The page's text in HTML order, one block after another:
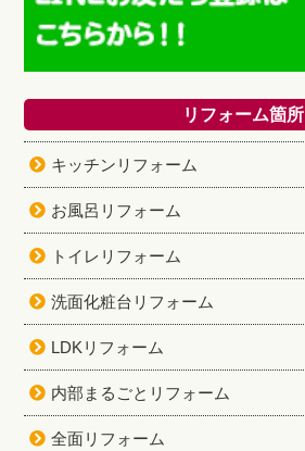
リフォーム箇所
キッチンリフォーム
お風呂リフォーム
トイレリフォーム
洗面化粧台リフォーム
LDKリフォーム
内部まるごとリフォーム
全面リフォーム